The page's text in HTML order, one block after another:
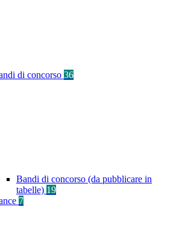
di concorso 36
Bandi di concorso (da pubblicare in
tabelle) 19
7